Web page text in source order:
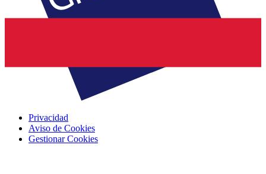
Privacidad
Aviso de Cookies
Gestionar Cookies